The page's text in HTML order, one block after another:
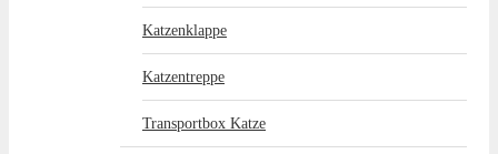
Katzenklappe
Katzentreppe
Transportbox Katze